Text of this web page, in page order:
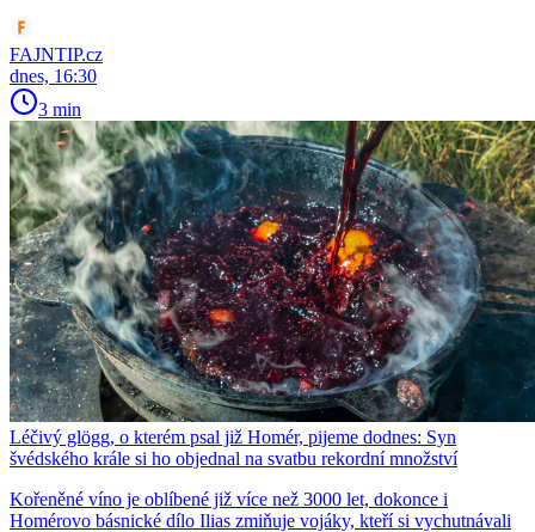
FAJNTIP.cz
dnes, 16:30
3 min
Léčivý glögg, o kterém psal již Homér, pijeme dodnes: Syn
švédského krále si ho objednal na svatbu rekordní množství
Kořeněné víno je oblíbené již více než 3000 let, dokonce i
Homérovo básnické dílo Ilias zmiňuje vojáky, kteří si vychutnávali